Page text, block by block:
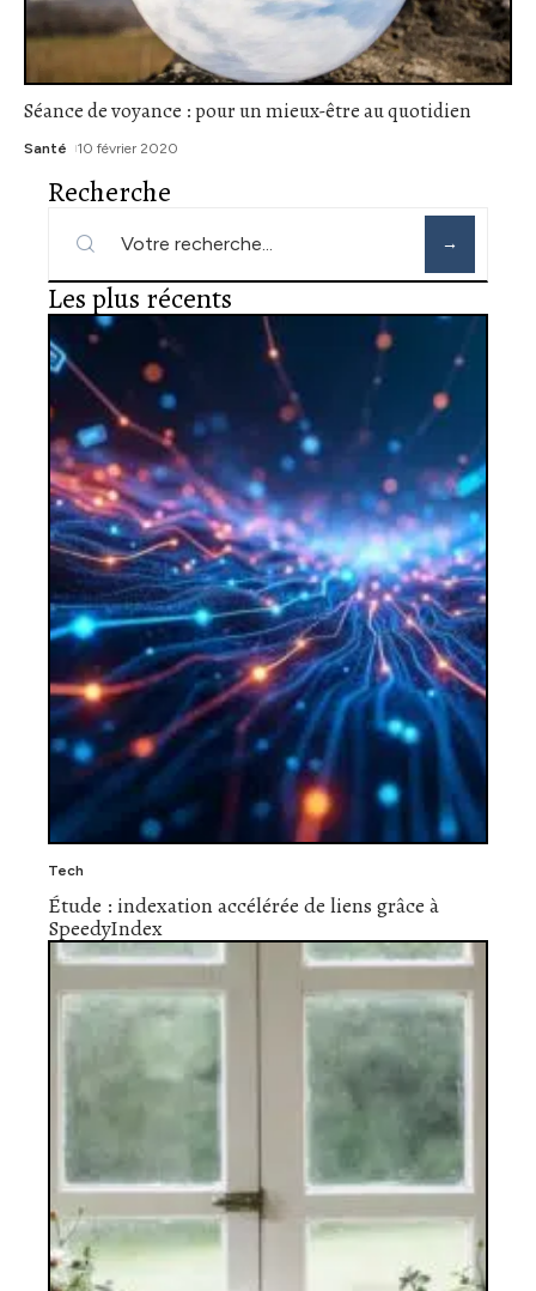
Séance de voyance : pour un mieux-être au quotidien
Santé 10 février 2020
Recherche
Les plus récents
Tech
Étude : indexation accélérée de liens grâce à
SpeedyIndex